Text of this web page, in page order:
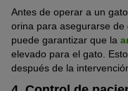
Antes de operar a un
orina para asegurarse de
puede garantizar que la
elevado para el gato.
después de la